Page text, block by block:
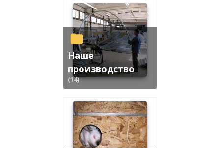
Наше
производство
(14)